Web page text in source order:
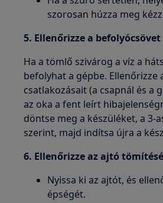
szorosan húzza meg
5. Ellenőrizze a befolyócsövet
Ha a tömlő szivárog a víz a
befolyhat a gépbe. Ellenőrizze
csatlakozásait (a csapnál és a
az oka a fent leírt
döntse meg a készüléket, a 3-
szerint, majd indítsa újra a
6. Ellenőrizze az ajtó
Nyissa ki az ajtót, és
épségét.